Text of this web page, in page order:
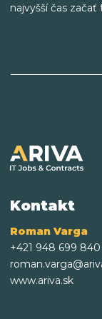
najvyšší čas
Kontakt
Roman Varga
+421 948 699 840
www.ariva.sk